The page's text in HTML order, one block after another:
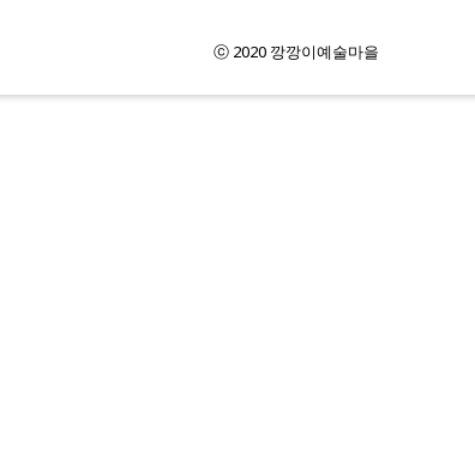
ⓒ 2020 깡깡이예술마을